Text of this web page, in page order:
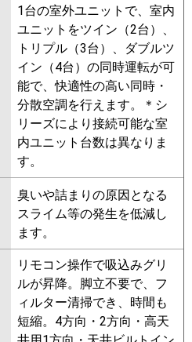
1台の室外ユニットで、室内
ユニットをツイン（2台）、
トリプル（3台）、ダブルツ
イン（4台）の同時運転が可
能で、快適性の高い同時・
分散空調を行えます。＊シ
リーズにより接続可能な室
内ユニット台数は異なりま
す。
臭いや詰まりの原因となる
スライム等の発生を低減し
ます。
リモコン操作で吸込みグリ
ルが昇降。脚立不要で、フ
ィルター清掃でき、時間も
短縮。4方向・2方向・高天